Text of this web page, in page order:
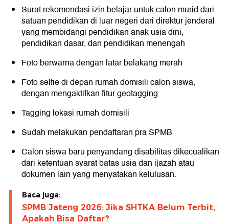
Surat rekomendasi izin belajar untuk calon murid dari
satuan pendidikan di luar negeri dari direktur jenderal
yang membidangi pendidikan anak usia dini,
pendidikan dasar, dan pendidikan menengah
Foto berwarna dengan latar belakang merah
Foto selfie di depan rumah domisili calon siswa,
dengan mengaktifkan fitur geotagging
Tagging lokasi rumah domisili
Sudah melakukan pendaftaran pra SPMB
Calon siswa baru penyandang disabilitas dikecualikan
dari ketentuan syarat batas usia dan ijazah atau
dokumen lain yang menyatakan kelulusan.
Baca juga:
SPMB Jateng 2026: Jika SHTKA Belum Terbit,
Apakah Bisa Daftar?